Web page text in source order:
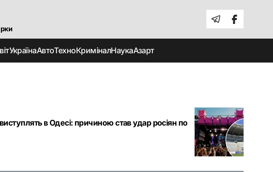
УкраїнаАвтоТехноКриміналНаукаАзарт
в Одесі: причиною став удар росіян по